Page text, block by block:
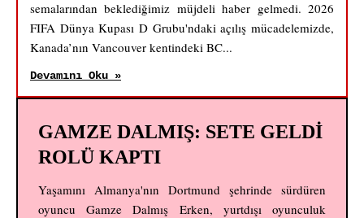
semalarından beklediğimiz müjdeli haber gelmedi. 2026
FIFA Dünya Kupası D Grubu'ndaki açılış mücadelemizde,
Kanada’nın Vancouver kentindeki BC...
Devamını Oku »
GAMZE DALMIŞ: SETE GELDİ
ROLÜ KAPTI
Yaşamını Almanya'nın Dortmund şehrinde sürdüren
oyuncu Gamze Dalmış Erken, yurtdışı oyunculuk